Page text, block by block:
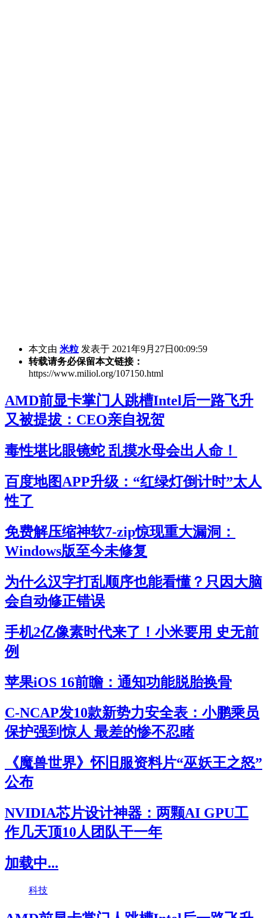
本文由 米粒 发表于 2021年9月27日00:09:59
转载请务必保留本文链接：
https://www.miliol.org/107150.html
AMD前显卡掌门人跳槽Intel后一路飞升
又被提拔：CEO亲自祝贺
毒性堪比眼镜蛇 乱摸水母会出人命！
百度地图APP升级：“红绿灯倒计时”太人
性了
免费解压缩神软7-zip惊现重大漏洞：
Windows版至今未修复
为什么汉字打乱顺序也能看懂？只因大脑
会自动修正错误
手机2亿像素时代来了！小米要用 史无前
例
苹果iOS 16前瞻：通知功能脱胎换骨
C-NCAP发10款新势力安全表：小鹏乘员
保护强到惊人 最差的惨不忍睹
《魔兽世界》怀旧服资料片“巫妖王之怒”
公布
NVIDIA芯片设计神器：两颗AI GPU工
作几天顶10人团队干一年
加载中...
科技